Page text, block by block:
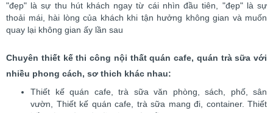
"đẹp" là sự thu hút khách ngay từ cái nhìn đầu tiên, "đẹp" là sự
thoải mái, hài lòng của khách khi tận hưởng không gian và muốn
quay lại không gian ấy lần sau
Chuyên thiết kế thi công nội thất quán cafe, quán trà sữa với
nhiều phong cách, sơ thich khác nhau:
Thiết kế quán cafe, trà sữa văn phòng, sách, phố, sân
vườn, Thiết kế quán cafe, trà sữa mang đi, container. Thiết